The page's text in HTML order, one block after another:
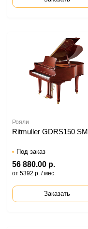
Рояли
Ritmuller GDRS150 SM
Под заказ
56 880.00 р.
от 5392 р. / мес.
Заказать